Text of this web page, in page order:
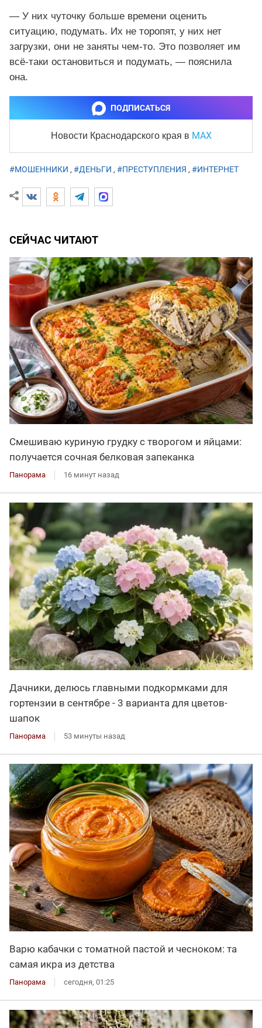
— У них чуточку больше времени оценить
ситуацию, подумать. Их не торопят, у них нет
загрузки, они не заняты чем-то. Это позволяет им
всё-таки остановиться и подумать, — пояснила
она.
ПОДПИСАТЬСЯ
Новости Краснодарского края в MAX
#МОШЕННИКИ , #ДЕНЬГИ , #ПРЕСТУПЛЕНИЯ , #ИНТЕРНЕТ
СЕЙЧАС ЧИТАЮТ
Смешиваю куриную грудку с творогом и яйцами:
получается сочная белковая запеканка
Панорама 16 минут назад
Дачники, делюсь главными подкормками для
гортензии в сентябре - 3 варианта для цветов-
шапок
Панорама 53 минуты назад
Варю кабачки с томатной пастой и чесноком: та
самая икра из детства
Панорама сегодня, 01:25